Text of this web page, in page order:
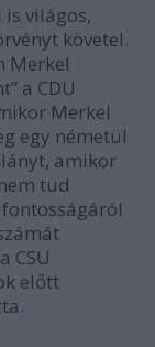
is világos,
követel.
Merkel
a CDU
Merkel
egy németül
amikor
tud
CSU
előtt
.